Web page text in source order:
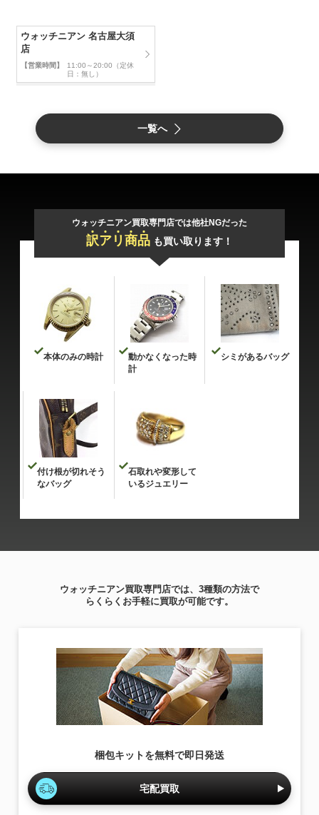
ウォッチニアン 名古屋大須
店
【営業時間】
11:00～20:00（定休
日：無し）
一覧へ
ウォッチニアン買取専門店では他社NGだった
訳アリ 商品も買い取ります！
本体のみの時計
動かなくなった時
計
シミがあるバッグ
付け根が切れそう
なバッグ
石取れや変形して
いるジュエリー
ウォッチニアン買取専門店では、3種類の方法で
らくらくお手軽に買取が可能です。
梱包キットを無料で即日発送
宅配買取